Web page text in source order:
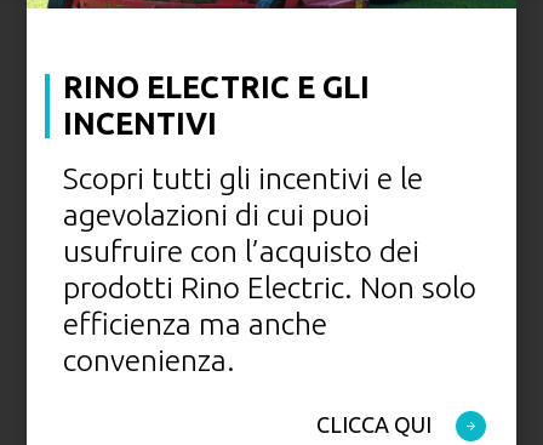
COSA SUCCEDE NEL
MONDO
DI RINO ELECTRIC
RINO ELECTRIC E GLI
INCENTIVI
Scopri tutti gli incentivi e le
agevolazioni di cui puoi
usufruire con l’acquisto dei
prodotti Rino Electric. Non solo
efficienza ma anche
convenienza.
CLICCA QUI